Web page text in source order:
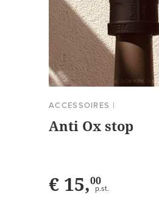
ACCESSOIRES |
Anti Ox stop
€ 15,00
p.st.